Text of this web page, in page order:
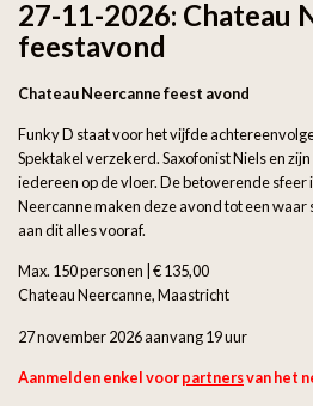
27-11-2026: Chateau
feestavond
Chateau Neercanne feest avond
Funky D staat voor het vijfde
Spektakel verzekerd. Saxofonist Niels en
iedereen op de vloer. De betoverende sfeer
Neercanne maken deze avond tot een waar
aan dit alles vooraf.
Max. 150 personen | € 135,00
Chateau Neercanne, Maastricht
27 november 2026 aanvang 19 uur
Aanmelden enkel voorpartnersvan het